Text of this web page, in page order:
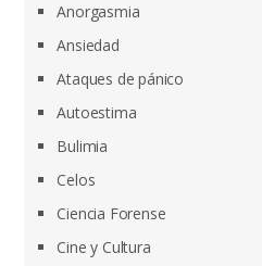
Anorgasmia
Ansiedad
Ataques de pánico
Autoestima
Bulimia
Celos
Ciencia Forense
Cine y Cultura